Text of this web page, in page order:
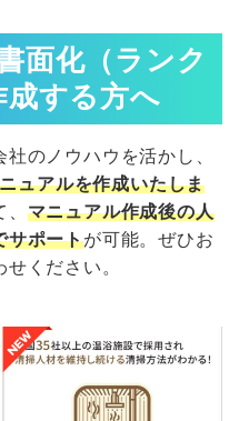
面化（ランク
する方へ
のノウハウを活かし、
ュアルを作成いたしま
マニュアル作成後の人
サポートが可能。ぜひお
ください。